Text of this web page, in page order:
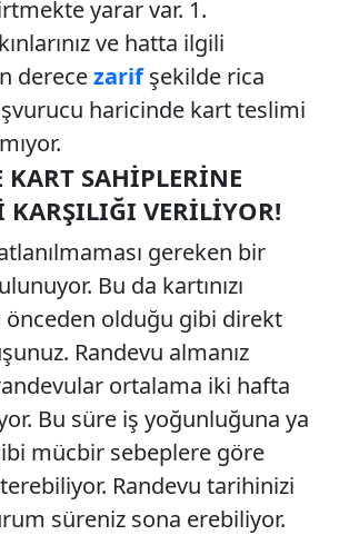
yarar var. 1.
ve hatta ilgili
derecezarifşekilde rica
haricinde kart teslimi
KART SAHIPLERINE
KARŞILIĞI VERILIYOR!
gereken bir
Bu da kartınızı
olduğu gibi direkt
Randevu almanız
ortalama iki hafta
Bu süre iş yoğunluğuna ya
mücbir sebeplere göre
Randevu tarihinizi
süreniz sona erebiliyor.